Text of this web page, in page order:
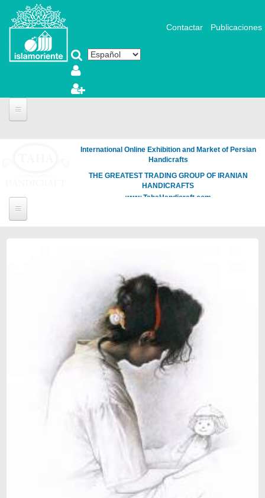
Pasar al contenido principal
Contactar Publicaciones
International Online Exhibition and Market of Persian
Handicrafts
THE GREATEST TRADING GROUP OF IRANIAN
HANDICRAFTS
www.TahaHandicraft.com